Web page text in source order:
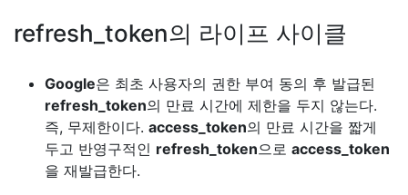
refresh_token의 라이프 사이클
Google은 최초 사용자의 권한 부여 동의 후 발급된
refresh_token의 만료 시간에 제한을 두지 않는다.
즉, 무제한이다. access_token의 만료 시간을 짧게
두고 반영구적인 refresh_token으로 access_token
을 재발급한다.